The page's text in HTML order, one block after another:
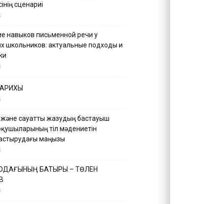
сценариі
навыков письменной речи у
школьников: актуальные подходы и
сауатты жазудың бастауыш
тіл мәдениетін
маңызы
БАТЫРЫ – ТӨЛЕН